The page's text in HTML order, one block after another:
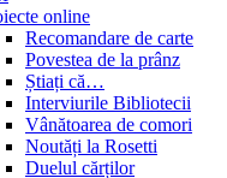
online
Recomandare de carte
Povestea de la prânz
Știați că…
Interviurile Bibliotecii
Vânătoarea de comori
Noutăți la Rosetti
Duelul cărților